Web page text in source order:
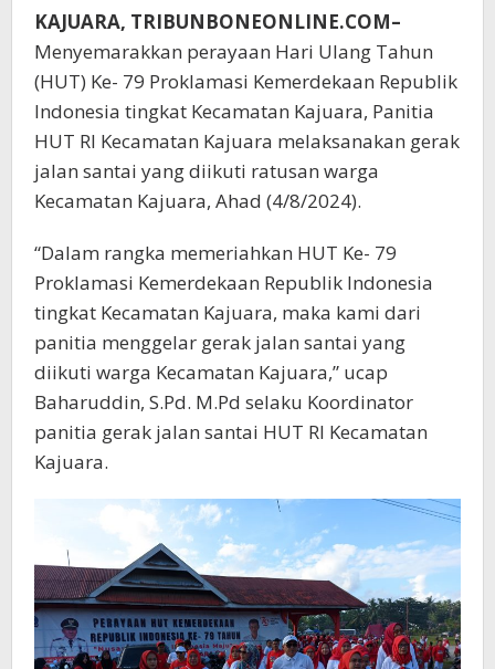
KAJUARA, TRIBUNBONEONLINE.COM–
Menyemarakkan perayaan Hari Ulang Tahun
(HUT) Ke- 79 Proklamasi Kemerdekaan Republik
Indonesia tingkat Kecamatan Kajuara, Panitia
HUT RI Kecamatan Kajuara melaksanakan gerak
jalan santai yang diikuti ratusan warga
Kecamatan Kajuara, Ahad (4/8/2024).
“Dalam rangka memeriahkan HUT Ke- 79
Proklamasi Kemerdekaan Republik Indonesia
tingkat Kecamatan Kajuara, maka kami dari
panitia menggelar gerak jalan santai yang
diikuti warga Kecamatan Kajuara,” ucap
Baharuddin, S.Pd. M.Pd selaku Koordinator
panitia gerak jalan santai HUT RI Kecamatan
Kajuara.